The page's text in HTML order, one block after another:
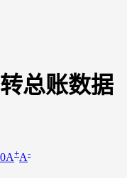
总账数据
0A+A-